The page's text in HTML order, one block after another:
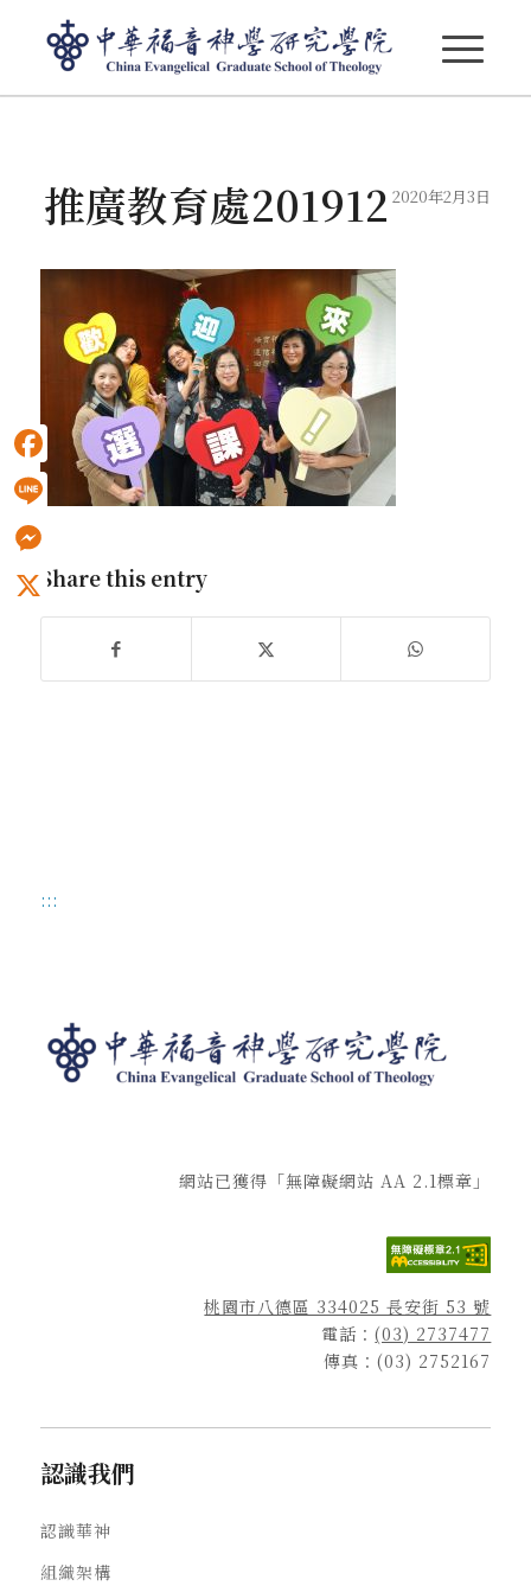
推廣教育處201912 2020年2月3日
Share this entry
:::
網站已獲得「無障礙網站 AA 2.1標章」
桃園市八德區 334025 長安街 53 號
電話：(03) 2737477
傳真：(03) 2752167
認識我們
認識華神
組織架構
Facebook
Line
Messenger